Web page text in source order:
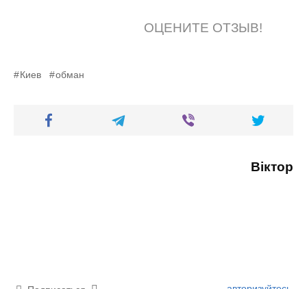
ОЦЕНИТЕ ОТЗЫВ!
Киев обман
Віктор